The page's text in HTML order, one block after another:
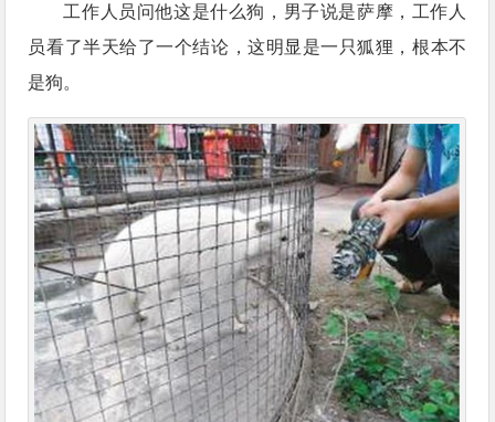
工作人员问他这是什么狗，男子说是萨摩，工作人
员看了半天给了一个结论，这明显是一只狐狸，根本不
是狗。